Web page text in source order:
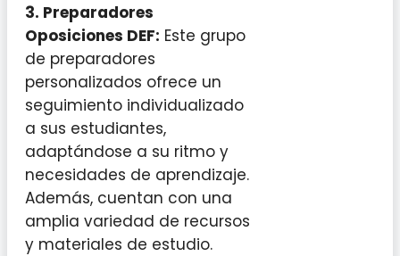
3. Preparadores
Oposiciones DEF: Este grupo
de preparadores
personalizados ofrece un
seguimiento individualizado
a sus estudiantes,
adaptándose a su ritmo y
necesidades de aprendizaje.
Además, cuentan con una
amplia variedad de recursos
y materiales de estudio.